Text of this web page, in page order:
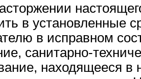
в установленные
в исправном
санитарно-
находящееся в